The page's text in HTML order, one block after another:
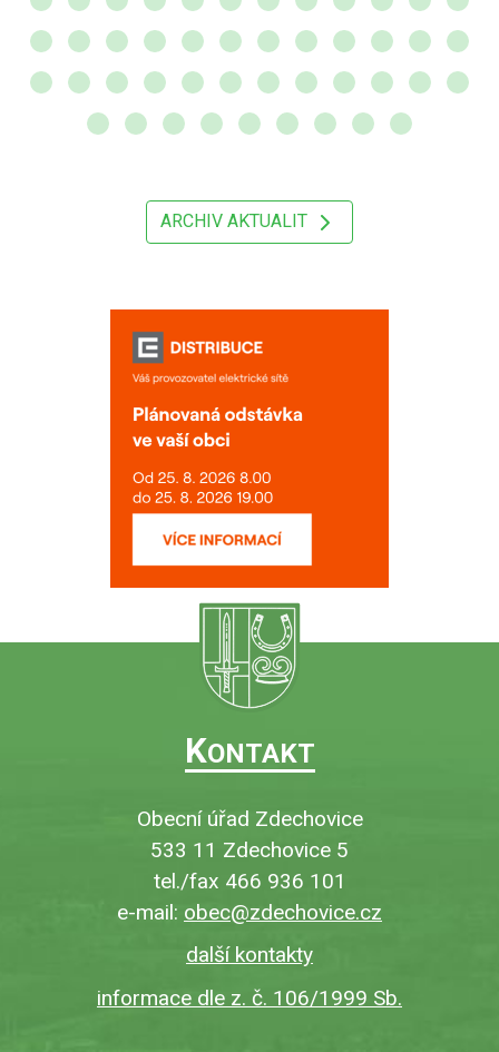
ARCHIV AKTUALIT
KONTAKT
Obecní úřad Zdechovice
533 11 Zdechovice 5
tel./fax 466 936 101
e-mail: obec@zdechovice.cz
další kontakty
informace dle z. č. 106/1999 Sb.